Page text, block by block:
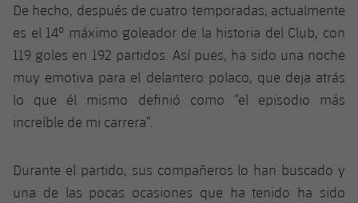
De hecho, después de cuatro temporadas, actualmente
es el 14º máximo goleador de la historia del Club, con
119 goles en 192 partidos. Así pues, ha sido una noche
muy emotiva para el delantero polaco, que deja atrás
lo que él mismo definió como “el episodio más
increíble de mi carrera”.
Durante el partido, sus compañeros lo han buscado y
una de las pocas ocasiones que ha tenido ha sido